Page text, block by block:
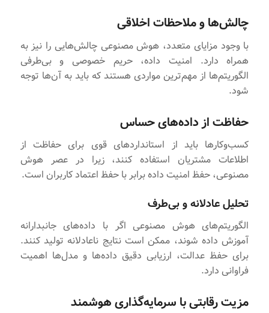
چالش‌ها و ملاحظات اخلاقی
با وجود مزایای متعدد، هوش مصنوعی چالش‌هایی را نیز به
همراه دارد. امنیت داده، حریم خصوصی و بی‌طرفی
الگوریتم‌ها از مهم‌ترین مواردی هستند که باید به آن‌ها توجه
شود.
حفاظت از داده‌های حساس
کسب‌وکارها باید از استانداردهای قوی برای حفاظت از
اطلاعات مشتریان استفاده کنند، زیرا در عصر هوش
مصنوعی، حفظ امنیت داده برابر با حفظ اعتماد کاربران است.
تحلیل عادلانه و بی‌طرف
الگوریتم‌های هوش مصنوعی اگر با داده‌های جانبدارانه
آموزش داده شوند، ممکن است نتایج ناعادلانه تولید کنند.
برای حفظ عدالت، ارزیابی دقیق داده‌ها و مدل‌ها اهمیت
فراوانی دارد.
مزیت رقابتی با سرمایه‌گذاری هوشمند